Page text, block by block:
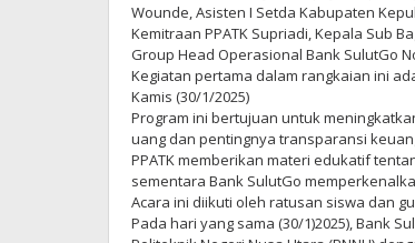
Wounde, Asisten I Setda Kabupaten
Kemitraan PPATK Supriadi, Kepala Sub
Group Head Operasional Bank SulutGo
Kegiatan pertama dalam rangkaian ini
Kamis (30/1/2025)
Program ini bertujuan untuk
uang dan pentingnya transparansi
PPATK memberikan materi edukatif
sementara Bank SulutGo
Acara ini diikuti oleh ratusan siswa dan
Pada hari yang sama (30/1)2025), Bank